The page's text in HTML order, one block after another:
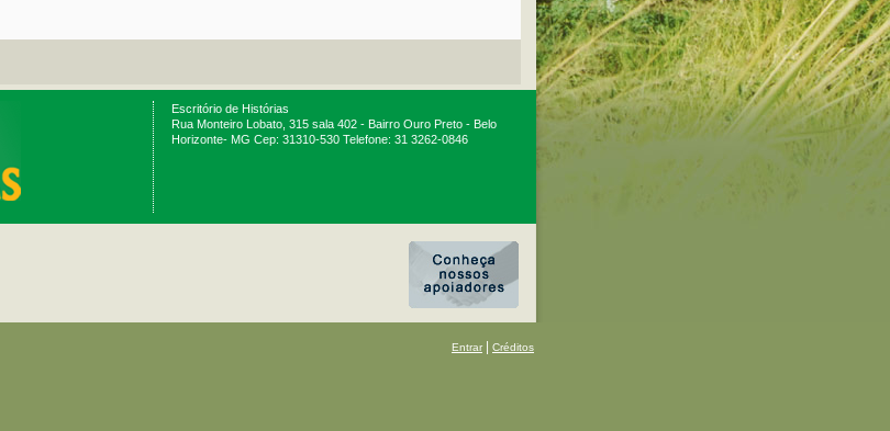
Escritório de Histórias
Rua Monteiro Lobato, 315 sala 402 - Bairro Ouro Preto - Belo
Horizonte- MG Cep: 31310-530 Telefone: 31 3262-0846
Entrar Créditos